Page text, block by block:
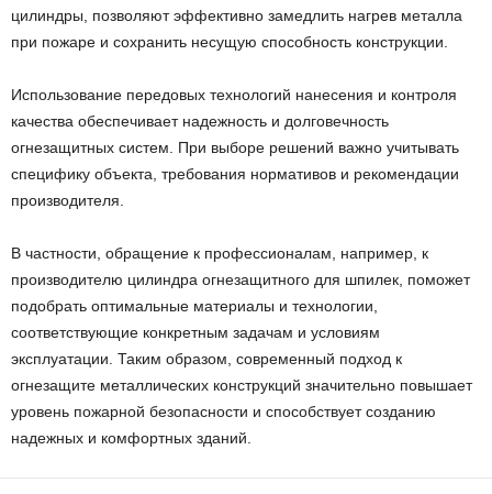
цилиндры, позволяют эффективно замедлить нагрев металла
при пожаре и сохранить несущую способность конструкции.
Использование передовых технологий нанесения и контроля
качества обеспечивает надежность и долговечность
огнезащитных систем. При выборе решений важно учитывать
специфику объекта, требования нормативов и рекомендации
производителя.
В частности, обращение к профессионалам, например, к
производителю цилиндра огнезащитного для шпилек, поможет
подобрать оптимальные материалы и технологии,
соответствующие конкретным задачам и условиям
эксплуатации. Таким образом, современный подход к
огнезащите металлических конструкций значительно повышает
уровень пожарной безопасности и способствует созданию
надежных и комфортных зданий.